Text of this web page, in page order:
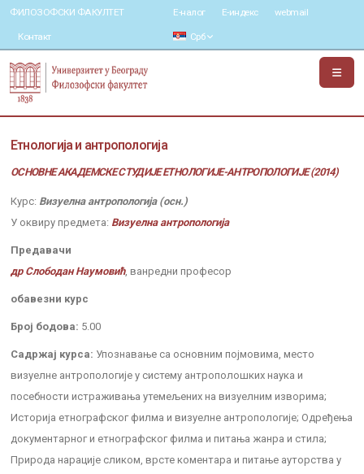
ФИЛОЗОФСКИ ФАКУЛТЕТ
Контакт
Е-налог Е-индекс webmail
Срб
Етнологија и антропологија
ОСНОВНЕ АКАДЕМСКЕ СТУДИЈЕ ЕТНОЛОГИЈЕ-АНТРОПОЛОГИЈЕ (2014)
Курс: Визуелна антропологија (осн.)
У оквиру предмета: Визуелна антропологија
Предавачи
др Слободан Наумовић, ванредни професор
обавезни курс
Број бодова: 5.00
Садржај курса: Упознавање са основним појмовима, место
визуелне антропологије у систему антрополошких наука и
посебности истраживања утемељених на визуелним изворима;
Историја етнографског филма и визуелне антропологије; Одређења
документарног и етнографског филма и питања жанра и стила;
Природа нарације сликом, врсте коментара и питање ауторства у